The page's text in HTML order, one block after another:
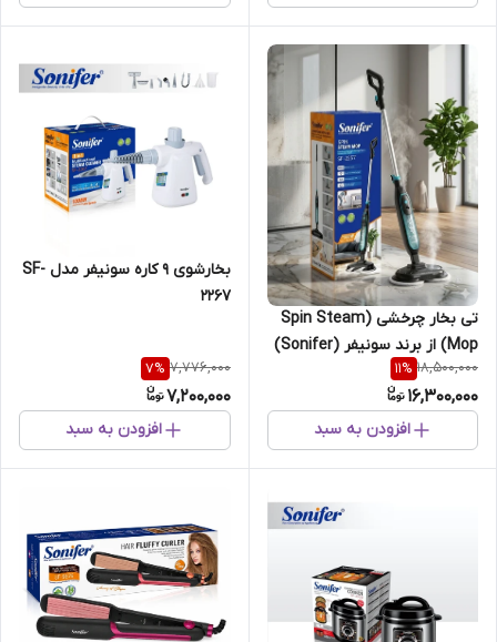
تی بخار چرخشی (Spin Steam
Mop) از برند سونیفر (Sonifer)
مدل SF-2257
18,500,000
11%
16,300,000
افزودن به سبد
بخار‌شوی ۹ کاره سونیفر مدل SF-
2267
7,776,000
7%
7,200,000
افزودن به سبد